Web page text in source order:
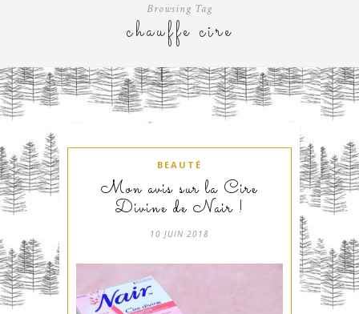
Browsing Tag
chauffe cire
BEAUTÉ
Mon avis sur la Cire
Divine de Nair !
10 JUIN 2018